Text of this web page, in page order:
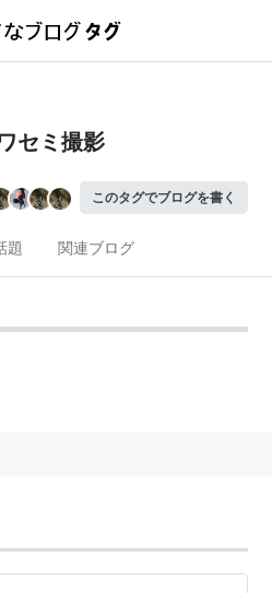
セミ撮影
このタグでブログを書く
題 関連ブログ